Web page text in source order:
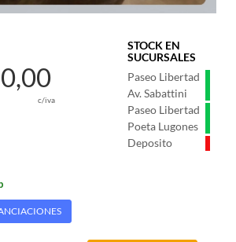
STOCK EN
SUCURSALES
Paseo Libertad
Av. Sabattini
Paseo Libertad
Poeta Lugones
Deposito
c/iva